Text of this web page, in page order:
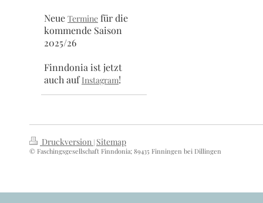
Neue Termine für die
kommende Saison
2025/26
Finndonia ist jetzt
auch aufInstagram!
Druckversion | Sitemap
© Faschingsgesellschaft Finndonia; 89435 Finningen bei Dillingen